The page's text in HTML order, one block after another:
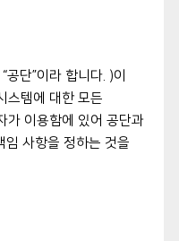
단”이라 합니다. )이
스템에 대한 모든
가 이용함에 있어 공단과
임 사항을 정하는 것을